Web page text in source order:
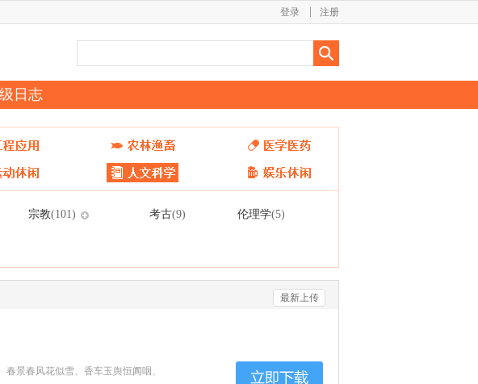
注册
登录
日志
宗教(101) 考古(9) 伦理学(5)
最新上传
景春风花似雪、香车玉舆恒阗咽、